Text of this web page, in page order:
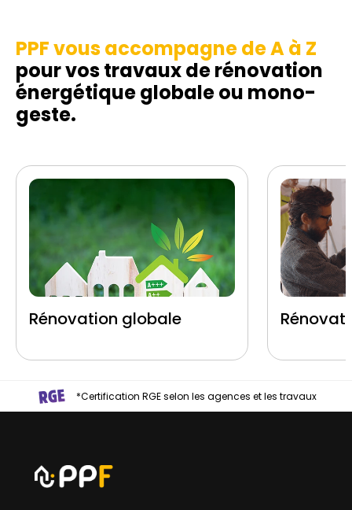
PPF vous accompagne de A à Z
pour vos travaux de rénovation
énergétique globale ou mono-
geste.
Rénovation globale
*Certification RGE selon les agences et les travaux